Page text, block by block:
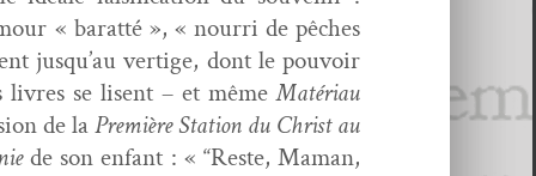
« barat­té », « nour­ri de pêch­es
jusqu’au ver­tige, dont le pou­voir
livres se lisent – et mêmeMatéri­au
de laPre­mière Sta­tion du Christ au
de son enfant : « “Reste, Maman,